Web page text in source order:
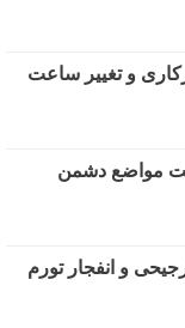
و تغییر ساعت
مواضع دشمن
و انفجار تورم